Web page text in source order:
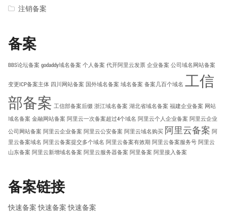
注销备案
备案
BBS论坛备案 godaddy域名备案 个人备案 代开阿里云发票 企业备案 公司域名网站备案
变更ICP备案主体 四川网站备案 国外域名备案 域名备案 备案几百个域名 工信
部备案 工信部备案后缀 浙江域名备案 湖北省域名备案 福建企业备案 网站
域名备案 金融网站备案 阿里云一次备案超过4个域名 阿里云个人企业备案 阿里云企业
公司网站备案 阿里云企业备案 阿里云公安备案 阿里云域名购买 阿里云备案 阿
里云备案域名 阿里云备案提交多个域名 阿里云备案有效期 阿里云备案服务号 阿里云
山东备案 阿里云新增域名备案 阿里云服务器备案 阿里备案 阿里接入备案
备案链接
快速备案 快速备案 快速备案